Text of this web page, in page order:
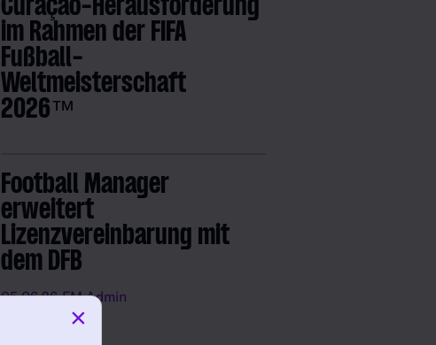
Curaçao-Herausforderung
im Rahmen der FIFA
Fußball-
Weltmeisterschaft
2026™
Football Manager
erweitert
Lizenzvereinbarung mit
dem DFB
05.06.26 FM Admin
×